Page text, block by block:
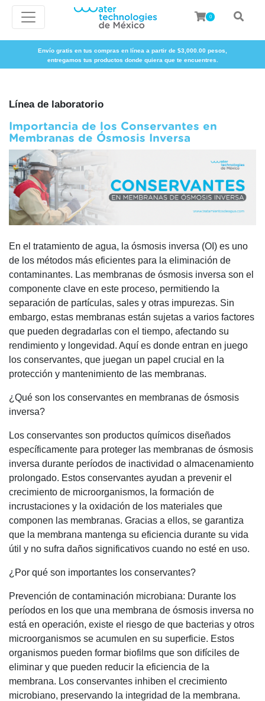
0
Envío gratis en tus compras en línea a partir de $3,000.00 pesos,
entregamos tus productos donde quiera que te encuentres.
Línea de laboratorio
Importancia de los Conservantes en
Membranas de Ósmosis Inversa
En el tratamiento de agua, la ósmosis inversa (OI) es uno
de los métodos más eficientes para la eliminación de
contaminantes. Las membranas de ósmosis inversa son el
componente clave en este proceso, permitiendo la
separación de partículas, sales y otras impurezas. Sin
embargo, estas membranas están sujetas a varios factores
que pueden degradarlas con el tiempo, afectando su
rendimiento y longevidad. Aquí es donde entran en juego
los conservantes, que juegan un papel crucial en la
protección y mantenimiento de las membranas.
¿Qué son los conservantes en membranas de ósmosis
inversa?
Los conservantes son productos químicos diseñados
específicamente para proteger las membranas de ósmosis
inversa durante períodos de inactividad o almacenamiento
prolongado. Estos conservantes ayudan a prevenir el
crecimiento de microorganismos, la formación de
incrustaciones y la oxidación de los materiales que
componen las membranas. Gracias a ellos, se garantiza
que la membrana mantenga su eficiencia durante su vida
útil y no sufra daños significativos cuando no esté en uso.
¿Por qué son importantes los conservantes?
Prevención de contaminación microbiana: Durante los
períodos en los que una membrana de ósmosis inversa no
está en operación, existe el riesgo de que bacterias y otros
microorganismos se acumulen en su superficie. Estos
organismos pueden formar biofilms que son difíciles de
eliminar y que pueden reducir la eficiencia de la
membrana. Los conservantes inhiben el crecimiento
microbiano, preservando la integridad de la membrana.